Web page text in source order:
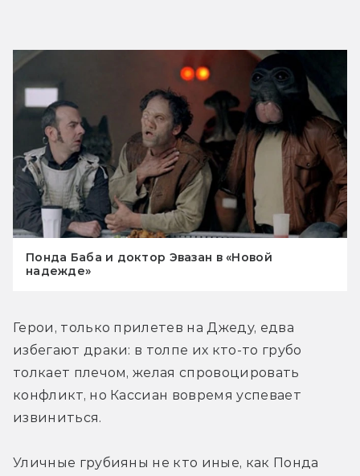
Понда Баба и доктор Эвазан в «Новой
надежде»
Герои, только прилетев на Джеду, едва
избегают драки: в толпе их кто-то грубо
толкает плечом, желая спровоцировать
конфликт, но Кассиан вовремя успевает
извиниться.
Уличные грубияны не кто иные, как Понда